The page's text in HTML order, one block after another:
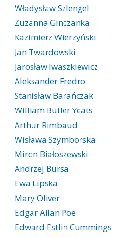
Władysław Szlengel
Zuzanna Ginczanka
Kazimierz Wierzyński
Jan Twardowski
Jarosław Iwaszkiewicz
Aleksander Fredro
Stanisław Barańczak
William Butler Yeats
Arthur Rimbaud
Wisława Szymborska
Miron Białoszewski
Andrzej Bursa
Ewa Lipska
Mary Oliver
Edgar Allan Poe
Edward Estlin Cummings